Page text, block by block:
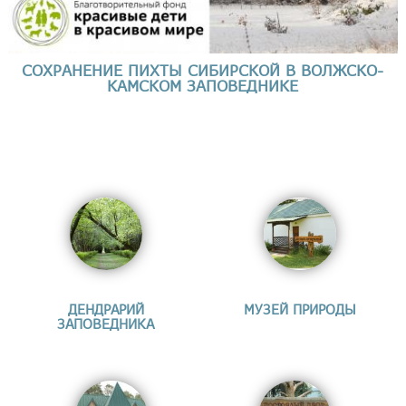
СОХРАНЕНИЕ ПИХТЫ СИБИРСКОЙ В ВОЛЖСКО-
КАМСКОМ ЗАПОВЕДНИКЕ
ДЕНДРАРИЙ
ЗАПОВЕДНИКА
МУЗЕЙ ПРИРОДЫ